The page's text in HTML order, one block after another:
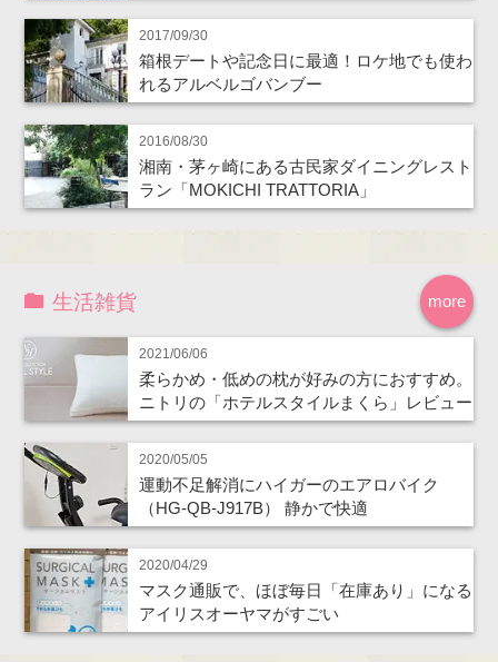
2017/09/30
箱根デートや記念日に最適！ロケ地でも使わ
れるアルベルゴバンブー
2016/08/30
湘南・茅ヶ崎にある古民家ダイニングレスト
ラン「MOKICHI TRATTORIA」
more
生活雑貨
2021/06/06
柔らかめ・低めの枕が好みの方におすすめ。
ニトリの「ホテルスタイルまくら」レビュー
2020/05/05
運動不足解消にハイガーのエアロバイク
（HG-QB-J917B） 静かで快適
2020/04/29
マスク通販で、ほぼ毎日「在庫あり」になる
アイリスオーヤマがすごい